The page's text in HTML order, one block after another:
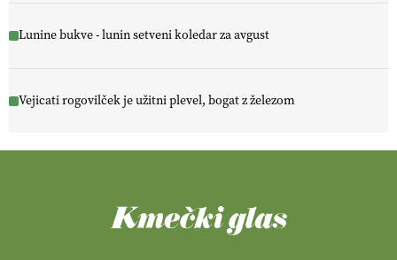
Lunine bukve - lunin setveni koledar za avgust
Vejicati rogovilček je užitni plevel, bogat z železom